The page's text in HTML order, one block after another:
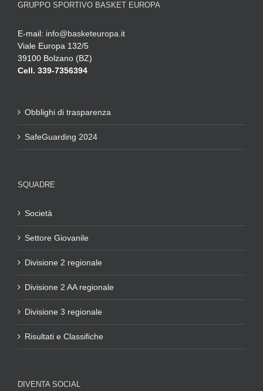
GRUPPO SPORTIVO BASKET EUROPA
E-mail: info@basketeuropa.it
Viale Europa 132/5
39100 Bolzano (BZ)
Cell. 339-7356394
Obblighi di trasparenza
SafeGuarding 2024
SQUADRE
Società
Settore Giovanile
Divisione 2 regionale
Divisione 2 AA regionale
Divisione 3 regionale
Risultati e Classifiche
DIVENTA SOCIAL